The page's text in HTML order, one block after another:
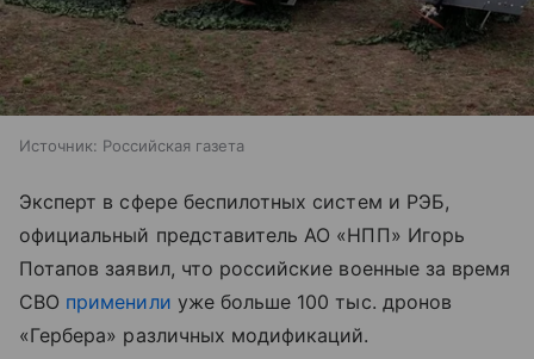
Источник: Российская газета
Эксперт в сфере беспилотных систем и РЭБ,
официальный представитель АО «НПП» Игорь
Потапов заявил, что российские военные за время
СВО применили уже больше 100 тыс. дронов
«Гербера» различных модификаций.